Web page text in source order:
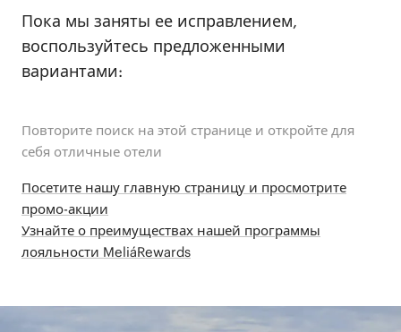
Пока мы заняты ее исправлением,
воспользуйтесь предложенными
вариантами:
Повторите поиск на этой странице и откройте для
себя отличные отели
Посетите нашу главную страницу и просмотрите
промо-акции
Узнайте о преимуществах нашей программы
лояльности MeliáRewards